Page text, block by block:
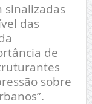
sinalizadas
das
de
sobre